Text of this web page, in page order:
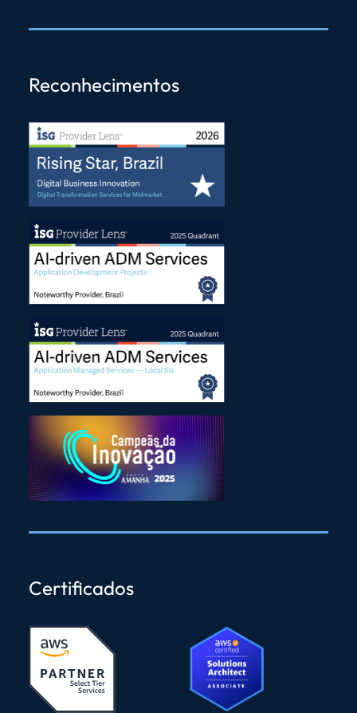
Reconhecimentos
Certificados